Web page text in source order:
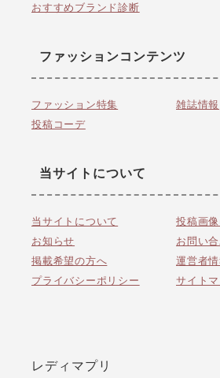
おすすめブランド診断
ファッションコンテンツ
ファッション特集
雑誌情報
投稿コーデ
当サイトについて
当サイトについて
投稿画
お知らせ
お問い
掲載希望の方へ
運営者
プライバシーポリシー
サイト
レディマプリ